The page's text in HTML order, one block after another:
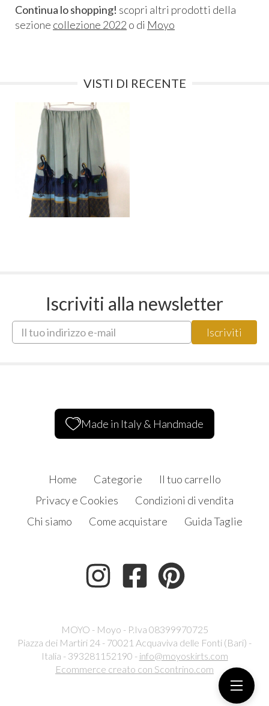
Continua lo shopping! scopri altri prodotti della
sezione collezione 2022 o di Moyo
VISTI DI RECENTE
Iscriviti alla newsletter
Made in Italy & Handmade
Home Categorie
Il tuo carrello
Privacy e Cookies
Condizioni di vendita
Chi siamo
Come acquistare Guida Taglie
MOYO - Moyo - P.Iva 08399970725
Piazza dei Martiri 24 - 70021 Acquaviva delle Fonti (Bari) -
Italia - 393281152190 - info@moyoskirts.com
Ecommerce creato con Scontrino.com